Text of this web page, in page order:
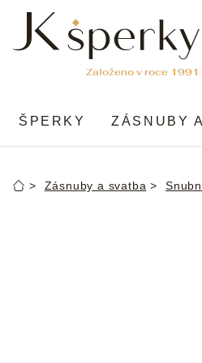
obsah
ŠPERKY ZÁSNUBY
DomůZásnuby a svatba